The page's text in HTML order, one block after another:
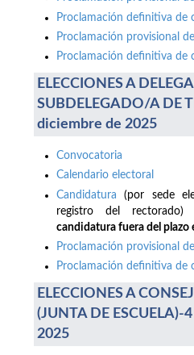
Proclamación definitiva de
Proclamación provisional
Proclamación definitiva de
ELECCIONES A
SUBDELEGADO/A DE
diciembre de 2025
Convocatoria
Calendario electoral
Candidatura (por sede
registro del rectorado)
candidatura fuera del plazo
Proclamación provisional
Proclamación definitiva de
ELECCIONES A
(JUNTA DE ESCUELA)-
2025